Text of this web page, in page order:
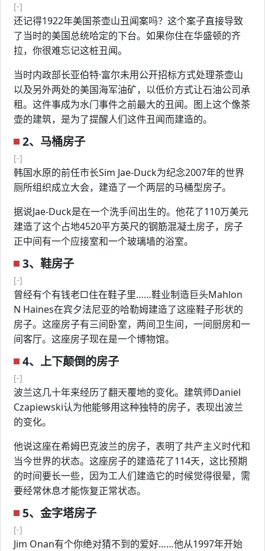
[-]
还记得1922年美国茶壶山丑闻案吗？这个案子直接导致
了当时的美国总统哈定的下台。如果你住在华盛顿的齐
拉，你很难忘记这桩丑闻。
当时内政部长亚伯特·富尔未用公开招标方式处理茶壶山
以及另外两处的美国海军油矿，以低价方式让石油公司承
租。这件事成为水门事件之前最大的丑闻。图上这个像茶
壶的建筑，是为了提醒人们这件丑闻而建造的。
2、马桶房子
[-]
韩国水原的前任市长Sim Jae-Duck为纪念2007年的世界
厕所组织成立大会，建造了一个两层的马桶型房子。
据说Jae-Duck是在一个洗手间出生的。他花了110万美元
建造了这个占地4520平方英尺的钢筋混凝土房子，房子
正中间有一个应接室和一个玻璃墙的浴室。
3、鞋房子
[-]
曾经有个有钱老□住在鞋子里……鞋业制造巨头Mahlon
N Haines在宾夕法尼亚的哈勒姆建造了这座鞋子形状的
房子。这座房子有三间卧室，两间卫生间，一间厨房和一
间客厅。这座房子现在是一个博物馆。
4、上下颠倒的房子
[-]
波兰这几十年来经历了翻天覆地的变化。建筑师Daniel
Czapiewski认为他能够用这种独特的房子，表现出波兰
的变化。
他说这座在希姆巴克波兰的房子，表明了共产主义时代和
当今世界的状态。这座房子的建造花了114天，这比预期
的时间要长一些，因为工人们建造它的时候觉得很晕，需
要经常休息才能恢复正常状态。
5、金字塔房子
[-]
Jim Onan有个你绝对猜不到的爱好……他从1997年开始